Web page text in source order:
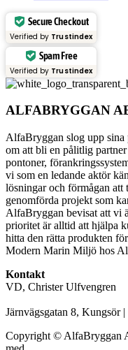
Secure Checkout
Verified by Trustindex
Spam Free
Verified by Trustindex
ALFABRYGGAN
AlfaBryggan slog upp sina
om att bli en pålitlig
pontoner,
vi som en ledande aktör
lösningar och förmågan att
genomförda projekt som
AlfaBryggan bevisat att vi
prioritet är alltid att hjälpa
hitta den rätta produkten
Modern Marin Miljö hos
Kontakt
VD, Christer Ulfvengren
Järnvägsgatan 8,
Copyright © AlfaBryggan